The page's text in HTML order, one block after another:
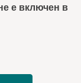
е включен в